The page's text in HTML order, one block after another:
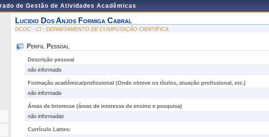
de Gestão de Atividades Acadêmicas
Lucidio Dos Anjos Formiga Cabral
DCOC - CI - DEPARTAMENTO DE COMPUTAÇÃO CIENTÍFICA
Perfil Pessoal
Descrição pessoal
não informada
Formação acadêmica/profissional (Onde obteve os títulos, atuação profissional, etc.)
não informada
Áreas de Interesse (áreas de interesse de ensino e pesquisa)
não informadas
Currículo Lattes: